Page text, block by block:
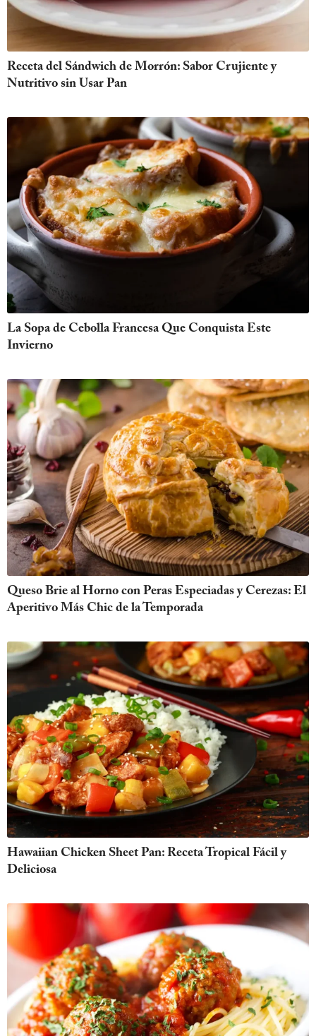
Receta del Sándwich de Morrón: Sabor Crujiente y
Nutritivo sin Usar Pan
La Sopa de Cebolla Francesa Que Conquista Este
Invierno
Queso Brie al Horno con Peras Especiadas y Cerezas: El
Aperitivo Más Chic de la Temporada
Hawaiian Chicken Sheet Pan: Receta Tropical Fácil y
Deliciosa